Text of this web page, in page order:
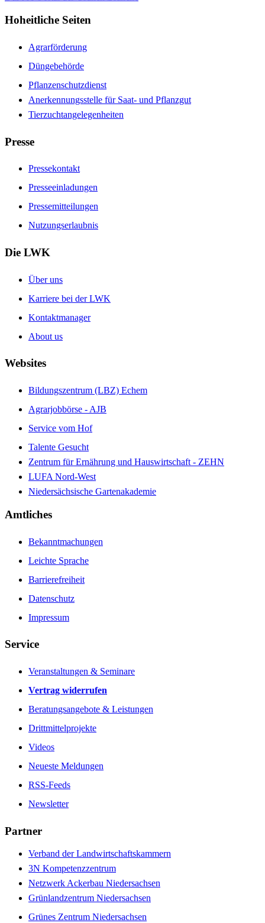
Hoheitliche Seiten
Agrarförderung
Düngebehörde
Pflanzenschutzdienst
Anerkennungsstelle für Saat- und Pflanzgut
Tierzuchtangelegenheiten
Presse
Pressekontakt
Presseeinladungen
Pressemitteilungen
Nutzungserlaubnis
Die LWK
Über uns
Karriere bei der LWK
Kontaktmanager
About us
Websites
Bildungszentrum (LBZ) Echem
Agrarjobbörse - AJB
Service vom Hof
Talente Gesucht
Zentrum für Ernährung und Hauswirtschaft - ZEHN
LUFA Nord-West
Niedersächsische Gartenakademie
Amtliches
Bekanntmachungen
Leichte Sprache
Barrierefreiheit
Datenschutz
Impressum
Service
Veranstaltungen & Seminare
Vertrag widerrufen
Beratungsangebote & Leistungen
Drittmittelprojekte
Videos
Neueste Meldungen
RSS-Feeds
Newsletter
Partner
Verband der Landwirtschaftskammern
3N Kompetenzzentrum
Netzwerk Ackerbau Niedersachsen
Grünlandzentrum Niedersachsen
Grünes Zentrum Niedersachsen